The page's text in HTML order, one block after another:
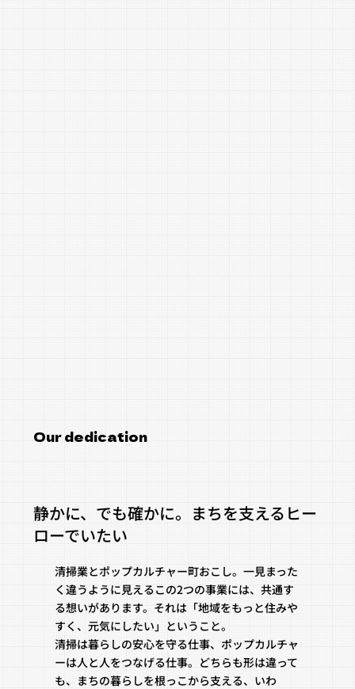
Our dedication
静かに、でも確かに。まちを支えるヒー
ローでいたい
清掃業とポップカルチャー町おこし。一見まった
く違うように見えるこの2つの事業には、共通す
る想いがあります。それは「地域をもっと住みや
すく、元気にしたい」ということ。
清掃は暮らしの安心を守る仕事、ポップカルチャ
ーは人と人をつなげる仕事。どちらも形は違って
も、まちの暮らしを根っこから支える、いわ